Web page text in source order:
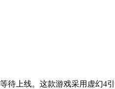
待上线。这款游戏采用虚幻4